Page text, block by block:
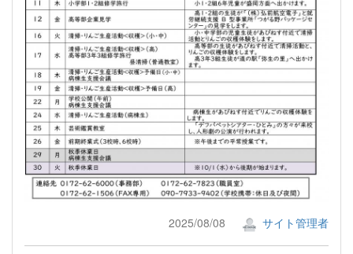
2025/08/08 サイト管理者